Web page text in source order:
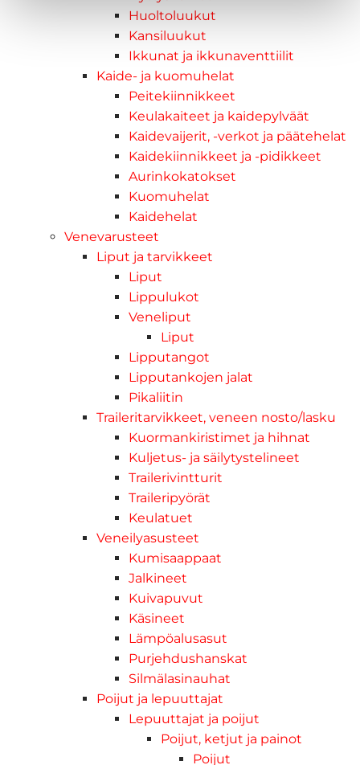
Huoltoluukut
Kansiluukut
Ikkunat ja ikkunaventtiilit
Kaide- ja kuomuhelat
Peitekiinnikkeet
Keulakaiteet ja kaidepylväät
Kaidevaijerit, -verkot ja päätehelat
Kaidekiinnikkeet ja -pidikkeet
Aurinkokatokset
Kuomuhelat
Kaidehelat
Venevarusteet
Liput ja tarvikkeet
Liput
Lippulukot
Veneliput
Liput
Lipputangot
Lipputankojen jalat
Pikaliitin
Traileritarvikkeet, veneen nosto/lasku
Kuormankiristimet ja hihnat
Kuljetus- ja säilytystelineet
Trailerivintturit
Traileripyörät
Keulatuet
Veneilyasusteet
Kumisaappaat
Jalkineet
Kuivapuvut
Käsineet
Lämpöalusasut
Purjehdushanskat
Silmälasinauhat
Poijut ja lepuuttajat
Lepuuttajat ja poijut
Poijut, ketjut ja painot
Poijut